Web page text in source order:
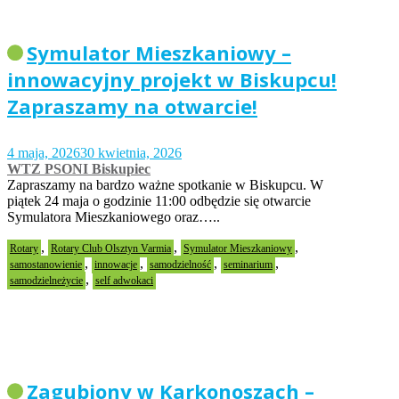
Symulator Mieszkaniowy –
innowacyjny projekt w Biskupcu!
Zapraszamy na otwarcie!
4 maja, 202630 kwietnia, 2026
WTZ PSONI Biskupiec
Zapraszamy na bardzo ważne spotkanie w Biskupcu. W
piątek 24 maja o godzinie 11:00 odbędzie się otwarcie
Symulatora Mieszkaniowego oraz…..
Rotary , Rotary Club Olsztyn Varmia , Symulator Mieszkaniowy ,
samostanowienie , innowacje , samodzielność , seminarium ,
samodzielneżycie , self adwokaci
Zagubiony w Karkonoszach –